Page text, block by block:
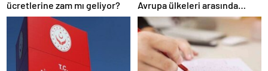
ücretlerine zam mı geliyor?
Avrupa ülkeleri arasında
birinciyiz